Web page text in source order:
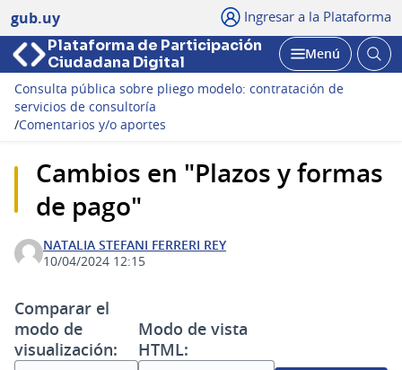
gub.uy Ingresar a la Plataforma
Plataforma de Participación
Ciudadana Digital
Abrir
Menú
Consulta pública sobre pliego modelo: contratación de
servicios de consultoría
/Comentarios y/o aportes
Cambios en "Plazos y formas
de pago"
NATALIA STEFANI FERRERI REY
10/04/2024 12:15
Comparar el
modo de
visualización:
Modo de vista
HTML: